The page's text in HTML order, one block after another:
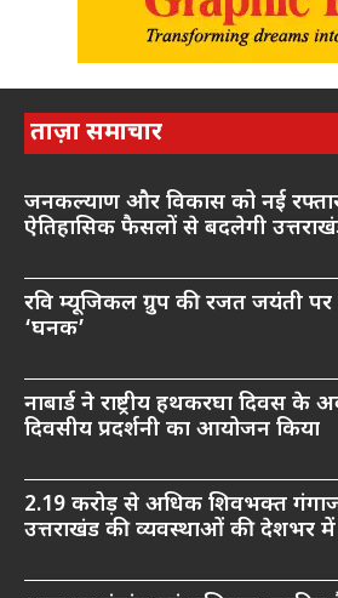
ताज़ा समाचार
जनकल्याण और विकास को नई
ऐतिहासिक फैसलों से बदलेगी
रवि म्यूजिकल ग्रुप की रजत जयंती
‘घनक’
नाबार्ड ने राष्ट्रीय हथकरघा दिवस
दिवसीय प्रदर्शनी का आयोजन किया
2.19 करोड़ से अधिक शिवभक्त
उत्तराखंड की व्यवस्थाओं की देशभर में